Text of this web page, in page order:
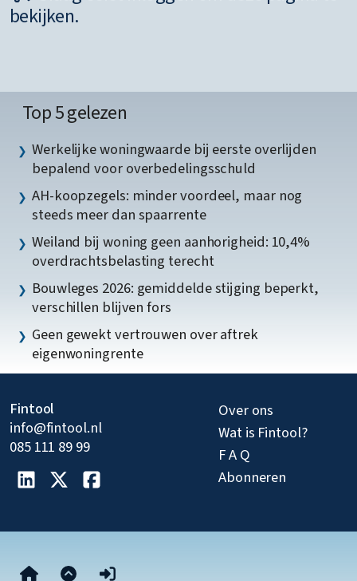
bekijken.
Top 5 gelezen
Werkelijke woningwaarde bij eerste overlijden
bepalend voor overbedelingsschuld
AH-koopzegels: minder voordeel, maar nog
steeds meer dan spaarrente
Weiland bij woning geen aanhorigheid: 10,4%
overdrachtsbelasting terecht
Bouwleges 2026: gemiddelde stijging beperkt,
verschillen blijven fors
Geen gewekt vertrouwen over aftrek
eigenwoningrente
Fintool
info@fintool.nl
085 111 89 99
Over ons
Wat is Fintool?
F A Q
Abonneren